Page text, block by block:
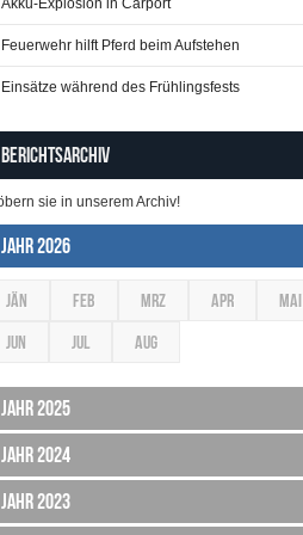
Akku-Explosion in Carport
Feuerwehr hilft Pferd beim Aufstehen
Einsätze während des Frühlingsfests
Berichtsarchiv
sie in unserem Archiv!
Jahr 2026
JÄN FEB MRZ APR MAI
JUN JUL AUG
Jahr 2025
Jahr 2024
Jahr 2023